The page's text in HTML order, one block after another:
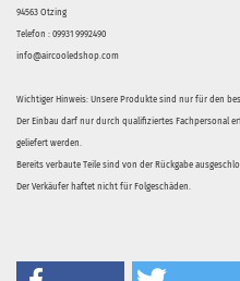
94563 Otzing
Telefon : 09931 9992490
info@aircooledshop.com
Wichtiger Hinweis: Unsere Produkte sind nur für den
Der Einbau darf nur durch qualifiziertes Fachpersonal
geliefert werden.
Bereits verbaute Teile sind von der Rückgabe
Der Verkäufer haftet nicht für Folgeschäden.